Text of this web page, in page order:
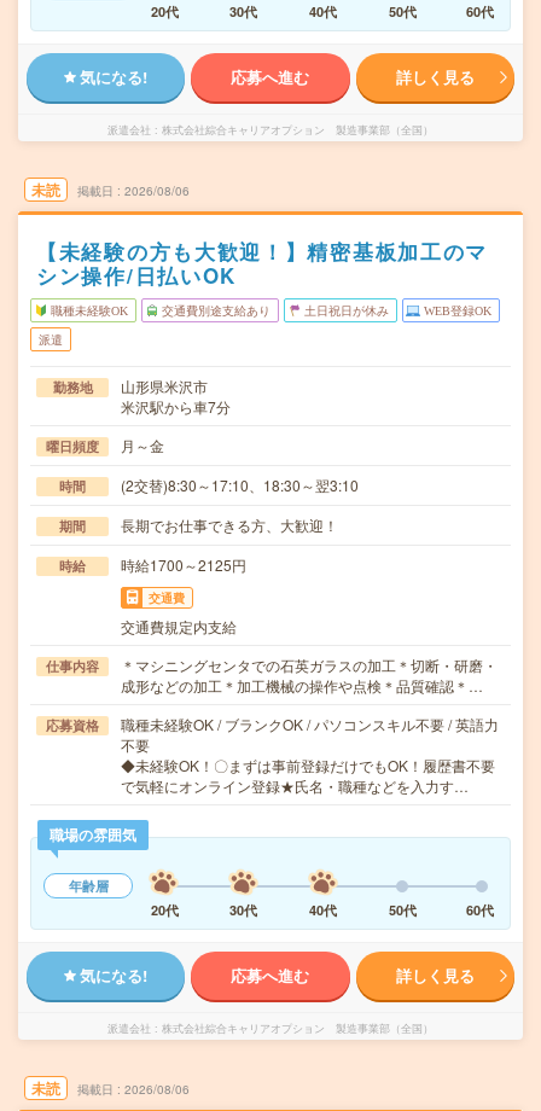
20代
30代 40代 50代 60代
気になる! 応募へ進む 詳しく見る
派遣会社 株式会社綜合キャリアオプション 製造事業部（全国）
未読 掲載日 2026/08/06
【未経験の方も大歓迎！】精密基板加工のマ
シン操作/日払いOK
職種未経験OK 交通費別途支給あり 土日祝日が休み WEB登録OK
派遣
勤務地
山形県米沢市
米沢駅から車7分
曜日頻度 月～金
時間 (2交替)8:30～17:10、18:30～翌3:10
期間 長期でお仕事できる方、大歓迎！
時給 時給1700～2125円
交通費
交通費規定内支給
仕事内容
＊マシニングセンタでの石英ガラスの加工＊切断・研磨・
成形などの加工＊加工機械の操作や点検＊品質確認＊…
応募資格
職種未経験OK / ブランクOK / パソコンスキル不要 / 英語力
不要
◆未経験OK！〇まずは事前登録だけでもOK！履歴書不要
で気軽にオンライン登録★氏名・職種などを入力す…
職場の雰囲気
年齢層
20代
30代 40代 50代 60代
気になる! 応募へ進む 詳しく見る
派遣会社 株式会社綜合キャリアオプション 製造事業部（全国）
未読 掲載日 2026/08/06